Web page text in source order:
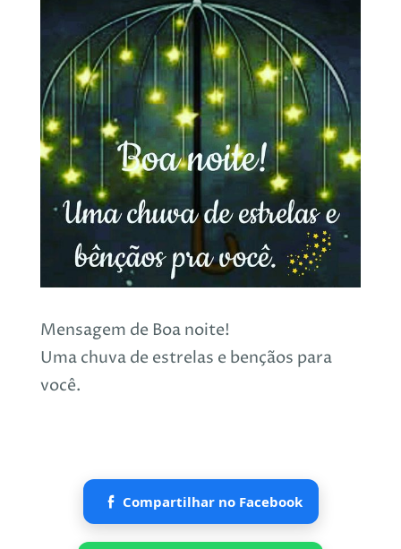
Mensagem de Boa noite!
Uma chuva de estrelas e bençãos para
você.
Compartilhar no Facebook